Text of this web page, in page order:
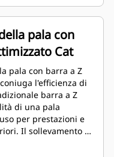
pala con
Cat
pala con barra a Z
l'efficienza di
barra a Z
di una pala
per prestazioni e
Il sollevamento in